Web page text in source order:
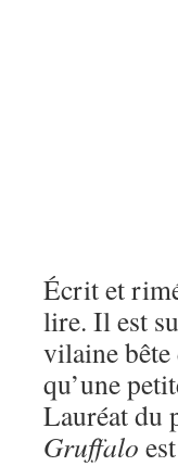
Écrit et
lire. Il est
vilaine
qu’une
Lauréat du
Gruffalo